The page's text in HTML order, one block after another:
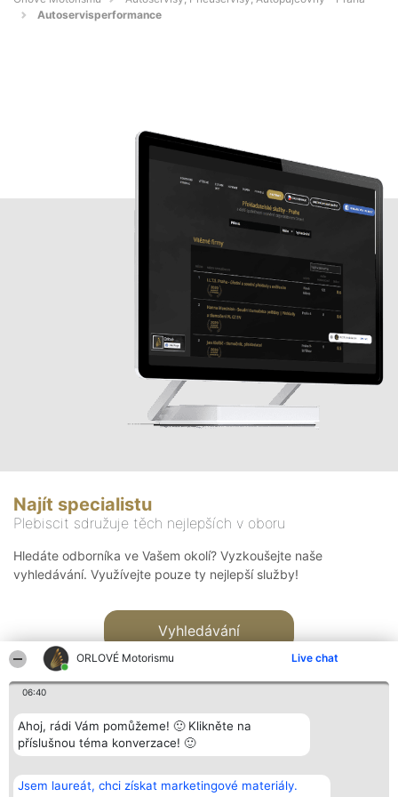
ORLOVÉ Motorismu Live chat
06:40
Ahoj, rádi Vám pomůžeme! 🙂 Klikněte na
příslušnou téma konverzace! 🙂
Jsem laureát, chci získat marketingové materiály.
Autoservisperformance
Najít specialistu
Plebiscit sdružuje těch nejlepších v oboru
Hledáte odborníka ve Vašem okolí? Vyzkoušejte naše
vyhledávání. Využívejte pouze ty nejlepší služby!
Vyhledávání
Bright Side Solutions sp. z o.
o. sp. k.
Vítězové
Seznam všech
Kontakt